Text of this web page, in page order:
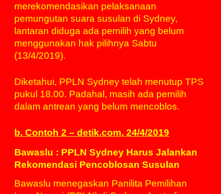
merekomendasikan pelaksanaan
pemungutan suara susulan di Sydney,
lantaran diduga ada pemilih yang belum
menggunakan hak pilihnya Sabtu
(13/4/2019).
Diketahui, PPLN Sydney telah menutup TPS
pukul 18.00. Padahal, masih ada pemilih
dalam antrean yang belum mencoblos.
b. Contoh 2 – detik.com, 24/4/2019
Bawaslu : PPLN Sydney Harus Jalankan
Rekomendasi Pencoblosan Susulan
Bawaslu menegaskan Panilita Pemilihan